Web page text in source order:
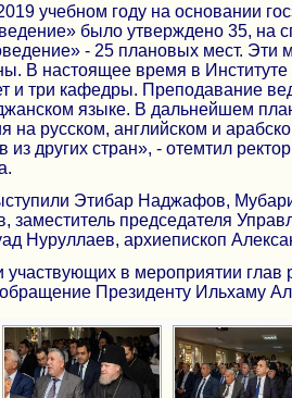
учебном году на основании
было утверждено 35, на
- 25 плановых мест. Эти
В настоящее время в
и три кафедры. Преподавание
языке. В дальнейшем
на русском, английском и
из других стран», - отемтил
Этибар Наджафов,
заместитель председателя
Нуруллаев, архиепископ
участвующих в мероприятии
Президенту Ильхаму